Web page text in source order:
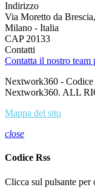
Indirizzo
Via Moretto da
Milano - Italia
CAP 20133
Contatti
Contatta il nostro
Nextwork360 -
Nextwork360. ALL
Mappa del sito
close
Codice Rss
Clicca sul pulsante